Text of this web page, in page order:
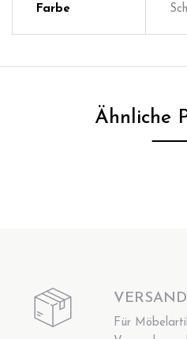
Farbe
Ähnliche
VERSAND
Für